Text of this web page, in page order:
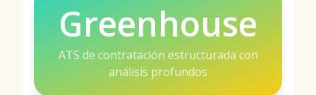
Greenhouse
ATS de contratación estructurada con
análisis profundos